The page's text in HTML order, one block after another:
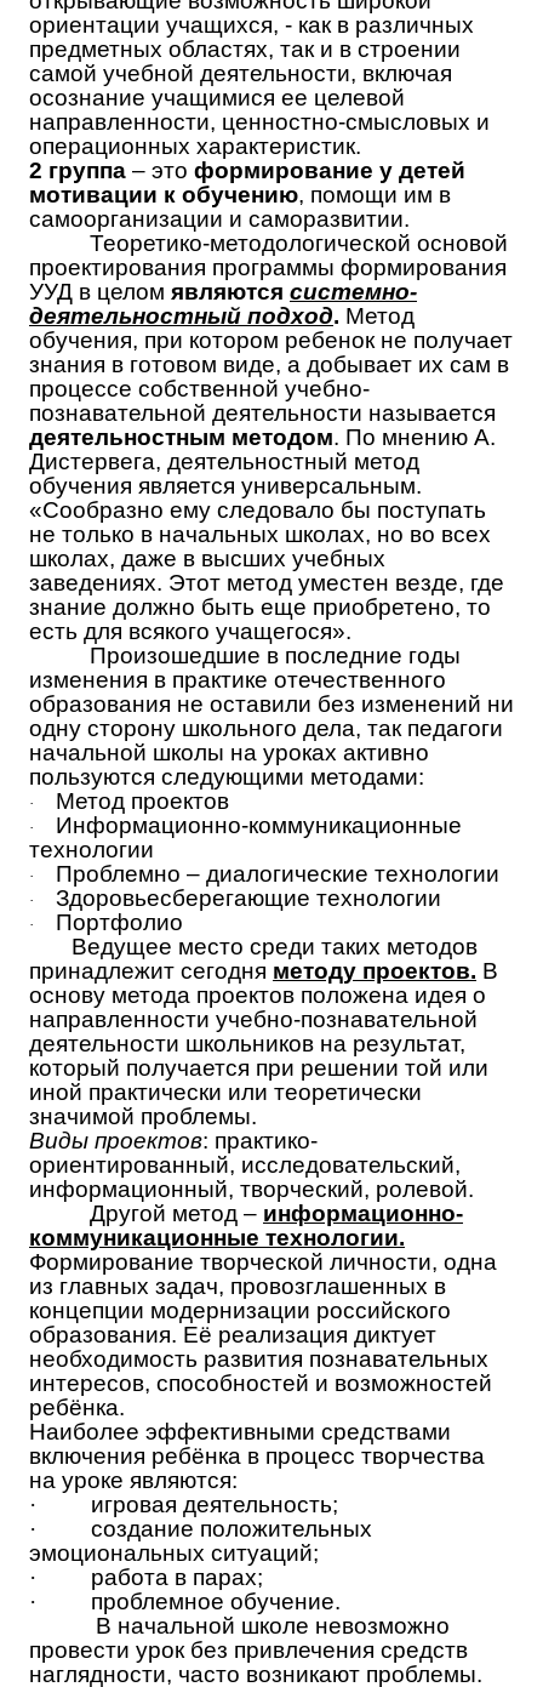
ориентации учащихся, - как в различных
предметных областях, так и в строении
самой учебной деятельности, включая
осознание учащимися ее целевой
направленности, ценностно-смысловых и
операционных характеристик.
2 группа – это формирование у детей
мотивации к обучению, помощи им в
самоорганизации и саморазвитии.
Теоретико-методологической основой
проектирования программы формирования
УУД в целом являются системно-
деятельностный подход. Метод
обучения, при котором ребенок не получает
знания в готовом виде, а добывает их сам в
процессе собственной учебно-
познавательной деятельности называется
деятельностным методом. По мнению А.
Дистервега, деятельностный метод
обучения является универсальным.
«Сообразно ему следовало бы поступать
не только в начальных школах, но во всех
школах, даже в высших учебных
заведениях. Этот метод уместен везде, где
знание должно быть еще приобретено, то
есть для всякого учащегося».
Произошедшие в последние годы
изменения в практике отечественного
образования не оставили без изменений ни
одну сторону школьного дела, так педагоги
начальной школы на уроках активно
пользуются следующими методами:
· Метод проектов
·
Информационно-коммуникационные
технологии
· Проблемно – диалогические технологии
· Здоровьесберегающие технологии
·
Портфолио
Ведущее место среди таких методов
принадлежит сегодня методу проектов. В
основу метода проектов положена идея о
направленности учебно-познавательной
деятельности школьников на результат,
который получается при решении той или
иной практически или теоретически
значимой проблемы.
Виды проектов: практико-
ориентированный, исследовательский,
информационный, творческий, ролевой.
Другой метод – информационно-
коммуникационные технологии.
Формирование творческой личности, одна
из главных задач, провозглашенных в
концепции модернизации российского
образования. Её реализация диктует
необходимость развития познавательных
интересов, способностей и возможностей
ребёнка.
Наиболее эффективными средствами
включения ребёнка в процесс творчества
на уроке являются:
· игровая деятельность;
· создание положительных
эмоциональных ситуаций;
· работа в парах;
· проблемное обучение.
В начальной школе невозможно
провести урок без привлечения средств
наглядности, часто возникают проблемы.